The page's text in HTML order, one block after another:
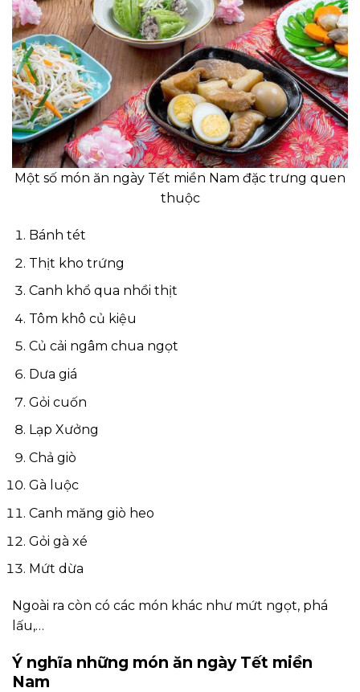
Một số món ăn ngày Tết miền Nam đặc trưng quen
thuộc
Bánh tét
Thịt kho trứng
Canh khổ qua nhồi thịt
Tôm khô củ kiệu
Củ cải ngâm chua ngọt
Dưa giá
Gỏi cuốn
Lạp Xưởng
Chả giò
Gà luộc
Canh măng giò heo
Gỏi gà xé
Mứt dừa
Ngoài ra còn có các món khác như mứt ngọt, phá
lấu,…
Ý nghĩa những món ăn ngày Tết miền
Nam